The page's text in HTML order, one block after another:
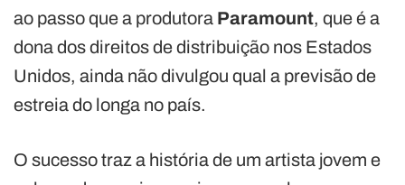
ao passo que a produtora Paramount, que é a
dona dos direitos de distribuição nos Estados
Unidos, ainda não divulgou qual a previsão de
estreia do longa no país.
O sucesso traz a história de um artista jovem e